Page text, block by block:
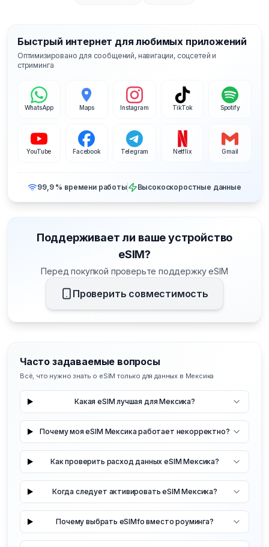
Быстрый интернет для любимых приложений
Оптимизировано для сообщений, навигации, соцсетей и
стриминга
WhatsApp Maps Instagram TikTok Spotify
YouTube Facebook Telegram Netflix Gmail
99,9 % времени работы Высокоскоростные данные
Поддерживает ли ваше устройство
eSIM?
Перед покупкой проверьте поддержку eSIM
Проверить совместимость
Часто задаваемые вопросы
Всё, что нужно знать о eSIM только для данных в Мексика
Какая eSIM лучшая для Мексика?
Почему моя eSIM Мексика работает некорректно?
Как проверить расход данных eSIM Мексика?
Когда следует активировать eSIM Мексика?
Почему выбрать eSIMfo вместо роуминга?